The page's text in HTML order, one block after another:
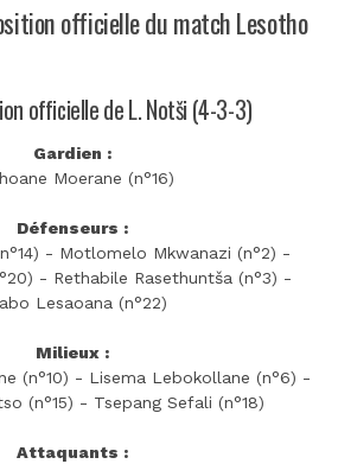
officielle du match Lesotho
officielle de L. Notši (4-3-3)
Gardien :
Moerane (n°16)
Défenseurs :
- Motlomelo Mkwanazi (n°2) -
- Rethabile Rasethuntša (n°3) -
Lesaoana (n°22)
Milieux :
(n°10) - Lisema Lebokollane (n°6) -
(n°15) - Tsepang Sefali (n°18)
Attaquants :